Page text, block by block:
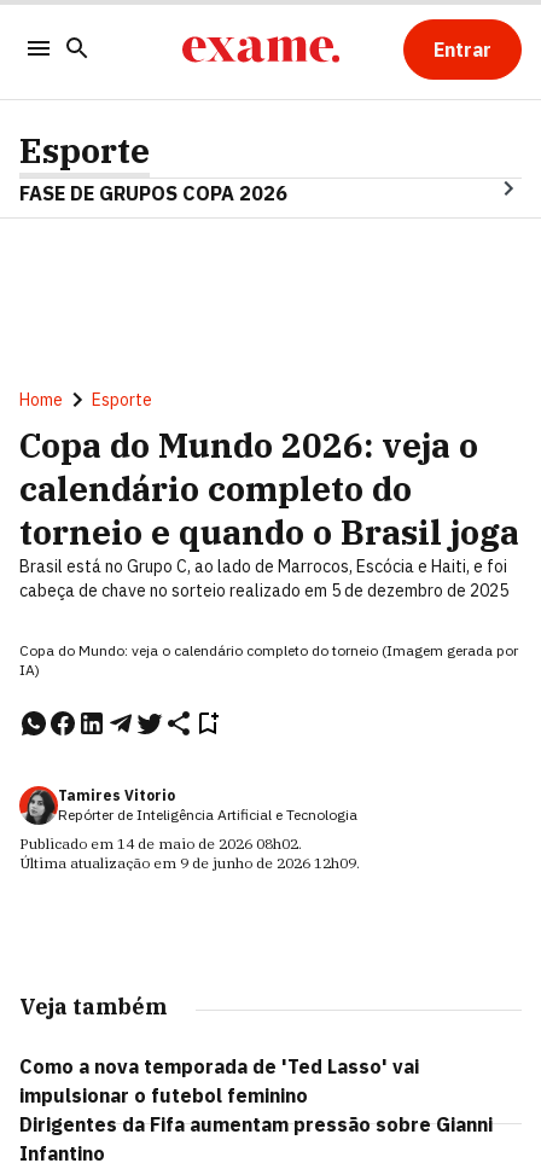
Entrar
Esporte
FASE DE GRUPOS COPA 2026
Home Esporte
Copa do Mundo 2026: veja o
calendário completo do
torneio e quando o Brasil joga
Brasil está no Grupo C, ao lado de Marrocos, Escócia e Haiti, e foi
cabeça de chave no sorteio realizado em 5 de dezembro de 2025
Copa do Mundo: veja o calendário completo do torneio (Imagem gerada por
IA)
Tamires Vitorio
Repórter de Inteligência Artificial e Tecnologia
Publicado em 14 de maio de 2026 08h02.
Última atualização em 9 de junho de 2026 12h09.
Veja também
Como a nova temporada de 'Ted Lasso' vai
impulsionar o futebol feminino
Dirigentes da Fifa aumentam pressão sobre Gianni
Infantino